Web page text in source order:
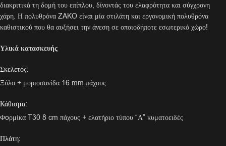
διακριτικά τη δομή του επίπλου, δίνοντάς του ελαφρότητα και σύγχρονη
χάρη. Η πολυθρόνα ZAKO είναι μία στιλάτη και εργονομική πολυθρόνα
καθιστικού που θα αυξήσει την άνεση σε οποιοδήποτε εσωτερικό χώρο!
Υλικά κατασκευής
Σκελετός:
Ξύλο + μοριοσανίδα 16 mm πάχους
Κάθισμα:
Φoρμίκα T30 8 cm πάχους + ελατήριο τύπου “Α” κυματοειδές
Πλάτη: